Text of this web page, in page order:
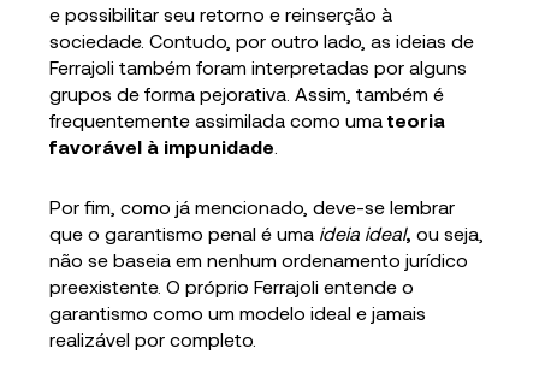
e possibilitar seu retorno e reinserção à
sociedade. Contudo, por outro lado, as ideias de
Ferrajoli também foram interpretadas por alguns
grupos de forma pejorativa. Assim, também é
frequentemente assimilada como uma teoria
favorável à impunidade
Por fim, como já mencionado, deve-se lembrar
que o garantismo penal é uma ideia ideal, ou seja,
não se baseia em nenhum ordenamento jurídico
preexistente. O próprio Ferrajoli entende o
garantismo como um modelo ideal e jamais
realizável por completo.